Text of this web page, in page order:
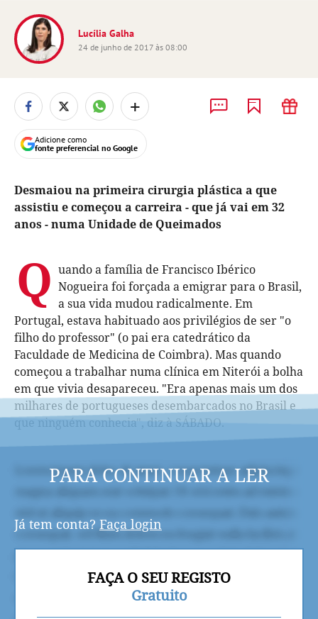
Lucília Galha
24 de junho de 2017 às 08:00
+
Adicione como
fonte preferencial no Google
Desmaiou na primeira cirurgia plástica a que
assistiu e começou a carreira - que já vai em 32
anos - numa Unidade de Queimados
Q uando a família de Francisco Ibérico
Nogueira foi forçada a emigrar para o Brasil,
a sua vida mudou radicalmente. Em
Portugal, estava habituado aos privilégios de ser "o
filho do professor" (o pai era catedrático da
Faculdade de Medicina de Coimbra). Mas quando
começou a trabalhar numa clínica em Niterói a bolha
em que vivia desapareceu. "Era apenas mais um dos
milhares de portugueses desembarcados no Brasil e
que ninguém conhecia", diz à SÁBADO.
PARA CONTINUAR A LER
Já tem conta? Faça login
FAÇA O SEU REGISTO
Gratuito